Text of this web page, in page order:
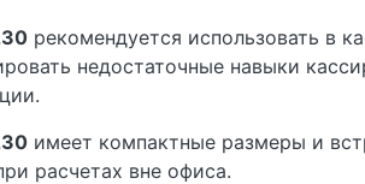
рекомендуется использовать в
недостаточные навыки
имеет компактные размеры и
расчетах вне офиса.